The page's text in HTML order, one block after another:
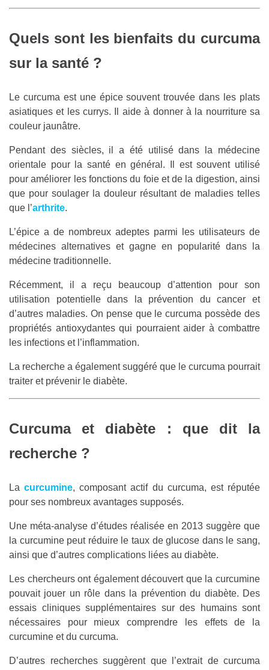
Quels sont les bienfaits du curcuma
sur la santé ?
Le curcuma est une épice souvent trouvée dans les plats
asiatiques et les currys. Il aide à donner à la nourriture sa
couleur jaunâtre.
Pendant des siècles, il a été utilisé dans la médecine
orientale pour la santé en général. Il est souvent utilisé
pour améliorer les fonctions du foie et de la digestion, ainsi
que pour soulager la douleur résultant de maladies telles
que l’arthrite.
L’épice a de nombreux adeptes parmi les utilisateurs de
médecines alternatives et gagne en popularité dans la
médecine traditionnelle.
Récemment, il a reçu beaucoup d’attention pour son
utilisation potentielle dans la prévention du cancer et
d’autres maladies. On pense que le curcuma possède des
propriétés antioxydantes qui pourraient aider à combattre
les infections et l’inflammation.
La recherche a également suggéré que le curcuma pourrait
traiter et prévenir le diabète.
Curcuma et diabète : que dit la
recherche ?
Lacurcumine, composant actif du curcuma, est réputée
pour ses nombreux avantages supposés.
Une méta-analyse d’études réalisée en 2013 suggère que
la curcumine peut réduire le taux de glucose dans le sang,
ainsi que d’autres complications liées au diabète.
Les chercheurs ont également découvert que la curcumine
pouvait jouer un rôle dans la prévention du diabète. Des
essais cliniques supplémentaires sur des humains sont
nécessaires pour mieux comprendre les effets de la
curcumine et du curcuma.
D’autres recherches suggèrent que l’extrait de curcuma